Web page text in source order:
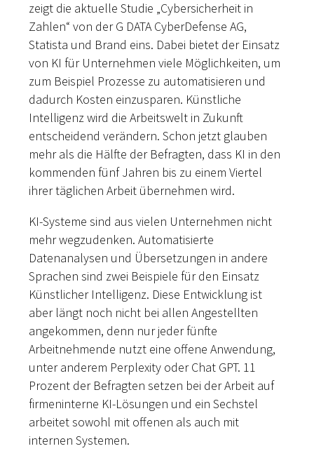
zeigt die aktuelle Studie „Cybersicherheit in
Zahlen“ von der G DATA CyberDefense AG,
Statista und Brand eins. Dabei bietet der Einsatz
von KI für Unternehmen viele Möglichkeiten, um
zum Beispiel Prozesse zu automatisieren und
dadurch Kosten einzusparen. Künstliche
Intelligenz wird die Arbeitswelt in Zukunft
entscheidend verändern. Schon jetzt glauben
mehr als die Hälfte der Befragten, dass KI in den
kommenden fünf Jahren bis zu einem Viertel
ihrer täglichen Arbeit übernehmen wird.
KI-Systeme sind aus vielen Unternehmen nicht
mehr wegzudenken. Automatisierte
Datenanalysen und Übersetzungen in andere
Sprachen sind zwei Beispiele für den Einsatz
Künstlicher Intelligenz. Diese Entwicklung ist
aber längt noch nicht bei allen Angestellten
angekommen, denn nur jeder fünfte
Arbeitnehmende nutzt eine offene Anwendung,
unter anderem Perplexity oder Chat GPT. 11
Prozent der Befragten setzen bei der Arbeit auf
firmeninterne KI-Lösungen und ein Sechstel
arbeitet sowohl mit offenen als auch mit
internen Systemen.